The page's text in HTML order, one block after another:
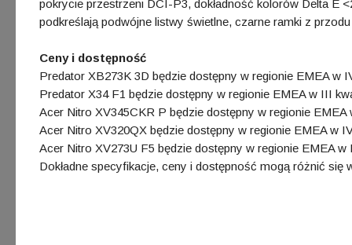
pokrycie przestrzeni DCI-P3, dokładność kolorów Delta E
podkreślają podwójne listwy świetlne, czarne ramki z przodu
Ceny i dostępność
Predator XB273K 3D będzie dostępny w regionie EMEA w
Predator X34 F1 będzie dostępny w regionie EMEA w III
Acer Nitro XV345CKR P będzie dostępny w regionie
Acer Nitro XV320QX będzie dostępny w regionie EMEA w
Acer Nitro XV273U F5 będzie dostępny w regionie EMEA
Dokładne specyfikacje, ceny i dostępność mogą różnić się